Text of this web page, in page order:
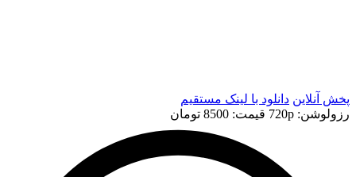
پخش آنلاین دانلود با لينک مستقيم
رزولوشن: 720p
قيمت: 8500 تومان